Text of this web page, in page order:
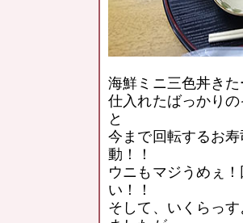
海鮮ミニ三色丼き
仕入れたばっかりの
と
今まで回転するお
動！！
ウニもマジうめぇ
い！！
そして、いくらっす